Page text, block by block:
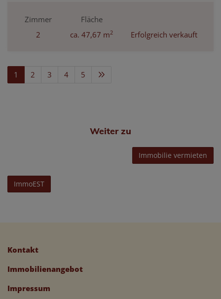
Zimmer
2
Fläche
ca. 47,67 m2 Erfolgreich verkauft
1 2 3 4 5
Weiter zu
Immobilie vermieten
ImmoEST
Kontakt
Immobilienangebot
Impressum